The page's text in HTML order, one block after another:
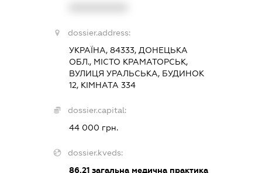
dossier.address:
УКРАЇНА, 84333, ДОНЕЦЬКА
ОБЛ., МІСТО КРАМАТОРСЬК,
ВУЛИЦЯ УРАЛЬСЬКА, БУДИНОК
12, КІМНАТА 334
dossier.capital:
44 000 грн.
dossier.kveds:
86.21 загальна медична практика